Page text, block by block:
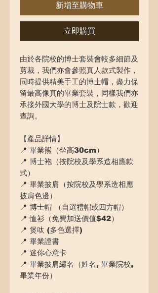
新增至購物車
立即購買
由於各院校的博士套裝會較多細節及
剪裁，我們亦會參照真人款式製作，
同時提供精美手工的博士帽，盡力保
留最高像真的畢業套裝，同樣我們亦
承接外國大學的博士及院士款，歡迎
查詢。
【產品詳情】
📍 畢業熊（坐高30cm）
📍 博士袍（按院校及學系造相應款
式）
📍 畢業披肩（按院校及學系造相應
披肩色邊）
📍 博士帽 （自選禮帽或四方帽）
📍 恤衫（免費加送價值$42）
📍 煲呔 (多色選擇)
📍 畢業證書
📍 迷你心意卡
📍 畢業披肩繡名（姓名, 畢業院校,
畢業年份）